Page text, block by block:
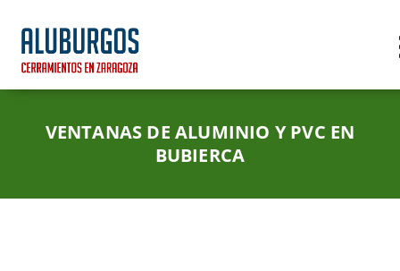
VENTANAS DE ALUMINIO Y PVC EN
BUBIERCA